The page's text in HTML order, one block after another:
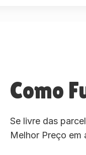
Como
Se livre das
Melhor Preço em